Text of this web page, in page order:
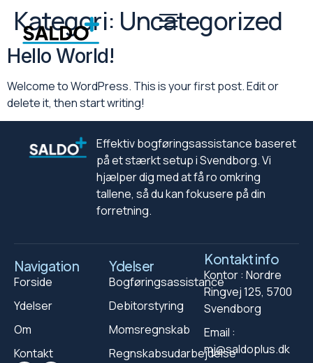
Kategori: Uncategorized
Hello World!
Welcome to WordPress. This is your first post. Edit or
delete it, then start writing!
Effektiv bogføringsassistance baseret
på et stærkt setup i Svendborg. Vi
hjælper dig med at få ro omkring
tallene, så du kan fokusere på din
forretning.
Navigation
Forside
Ydelser
Om
Kontakt
Ydelser
Bogføringsassistance
Debitorstyring
Momsregnskab
Regnskabsudarbejdelse
Kontakt info
Kontor : Nordre
Ringvej 125, 5700
Svendborg
Email :
mj@saldoplus.dk